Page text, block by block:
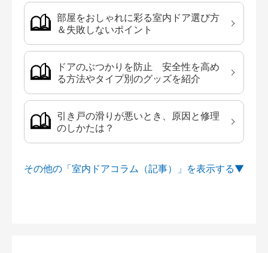
部屋をおしゃれに彩る室内ドア選び方
＆失敗しないポイント
ドアのぶつかりを防止 安全性を高め
る方法やタイプ別のグッズを紹介
引き戸の滑りが悪いとき、原因と修理
のしかたは？
その他の「室内ドアコラム（記事）」を